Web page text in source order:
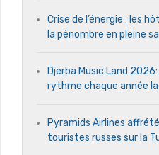
Crise de l’énergie : les
la pénombre en pleine
Djerba Music Land
rythme chaque année
Pyramids Airlines
touristes russes sur la